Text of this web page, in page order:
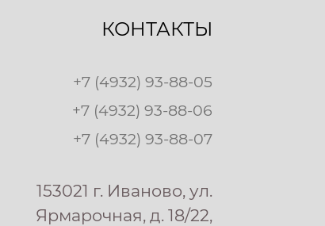
КОНТАКТЫ
+7 (4932) 93-88-05
+7 (4932) 93-88-06
+7 (4932) 93-88-07
153021 г. Иваново, ул.
Ярмарочная, д. 18/22,